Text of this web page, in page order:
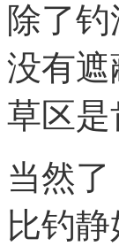
除了
没有
草区
当然
比钓